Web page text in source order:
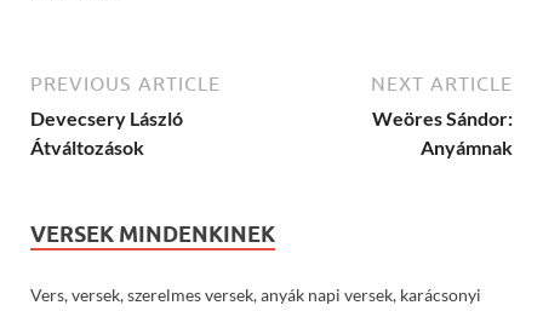
PREVIOUS ARTICLE
Devecsery László
Átváltozások
NEXT ARTICLE
Weöres Sándor:
Anyámnak
VERSEK MINDENKINEK
Vers, versek, szerelmes versek, anyák napi versek, karácsonyi